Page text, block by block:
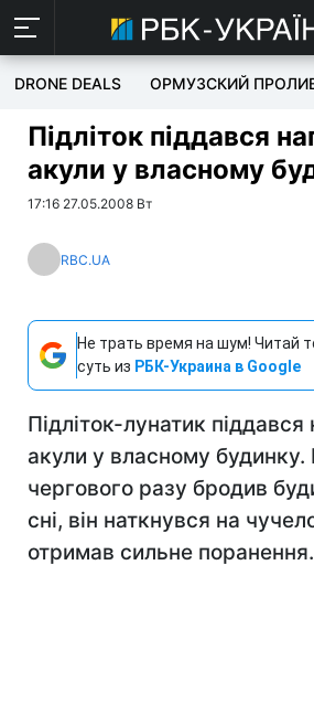
DRONE DEALS ОРМУЗСКИЙ
Підліток піддався
акули у власному
17:16 27.05.2008 Вт
RBC.UA
Не трать время на шум! Читай
суть из РБК-Украина в Google
Підліток-лунатик піддався
акули у власному будинку.
чергового разу бродив
сні, він наткнувся на
отримав сильне поранення.